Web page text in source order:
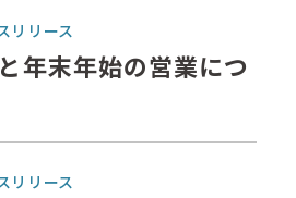
リリース
年末年始の営業につ
リリース